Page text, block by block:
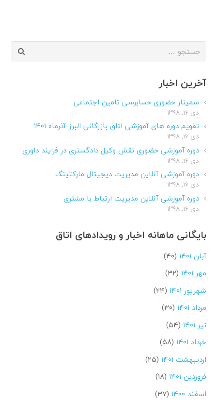
جستجو
آخرین اخبار
سمینار حضوری حسابرسی تامین اجتماعی
دی ۱۶, ۱۳۹۸
تقویم دوره های آموزشی اتاق بازرگانی البرز-آذرماه ۱۴۰۱
دی ۱۶, ۱۳۹۸
دوره آموزشی حضوری نقش وکیل دادگستری در فرایند داوری
دی ۱۶, ۱۳۹۸
دوره آموزشی آنلاین مدیریت دیجیتال مارکتینگ
دی ۱۶, ۱۳۹۸
دوره آموزشی آنلاین مدیریت ارتباط با مشتری
دی ۱۶, ۱۳۹۸
بایگانی ماهانه اخبار و رویدادهای اتاق
آبان ۱۴۰۱
(۴۰)
مهر ۱۴۰۱
(۳۲)
شهریور ۱۴۰۱
(۲۴)
مرداد ۱۴۰۱
(۳۰)
تیر ۱۴۰۱
(۵۴)
خرداد ۱۴۰۱
(۵۸)
اردیبهشت ۱۴۰۱
(۲۵)
فروردین ۱۴۰۱
(۱۸)
اسفند ۱۴۰۰
(۳۷)